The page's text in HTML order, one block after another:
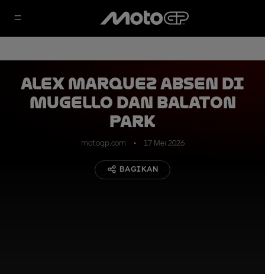
Alex Marquez Absen di
Mugello dan Balaton
Park
motogp.com 17 Mei 2026
BAGIKAN